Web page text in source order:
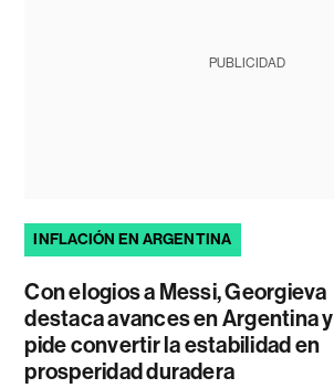
PUBLICIDAD
INFLACIÓN EN ARGENTINA
Con elogios a Messi, Georgieva
destaca avances en Argentina y
pide convertir la estabilidad en
prosperidad duradera